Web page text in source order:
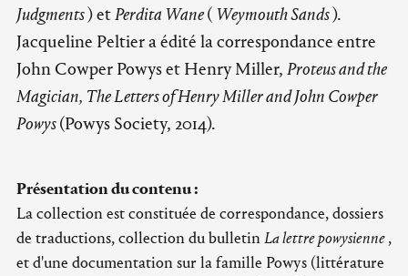
Judgments) et Perdita Wane( Weymouth Sands).
Jacqueline Peltier a édité la correspondance entre
John Cowper Powys et Henry Miller, Proteus and the
Magician, The Letters of Henry Miller and John Cowper
Powys(Powys Society, 2014).
Présentation du contenu :
La collection est constituée de correspondance, dossiers
de traductions, collection du bulletinLa lettre powysienne,
et d'une documentation sur la famille Powys (littérature